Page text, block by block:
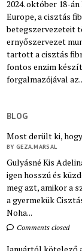
2024. október 18-án
Europe, a cisztás
betegszervezeteit
ernyőszervezet
tartott a cisztás
fontos enzim
forgalmazójával
BLOG
Most derült ki,
BY GEZA.MARSAL
Gulyásné Kis
igen hosszú és
meg azt, amikor a
a gyermekük
Noha...
Comments closed